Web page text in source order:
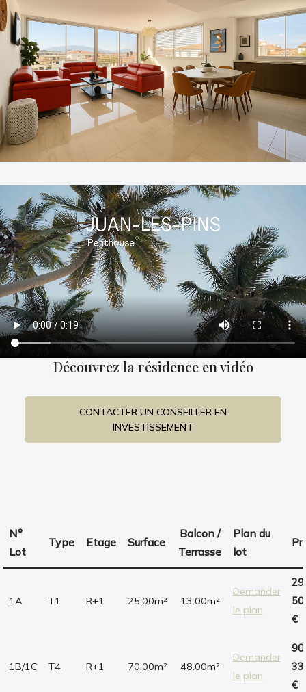
Découvrez la résidence en vidéo
CONTACTER UN CONSEILLER EN
INVESTISSEMENT
N°
Lot
Type Etage Surface
Balcon /
Terrasse
Plan du
lot
1A T1 R+1 25.00m² 13.00m²
Demander
le plan
€
1B/1C T4 R+1 70.00m² 48.00m²
Demander
le plan
€